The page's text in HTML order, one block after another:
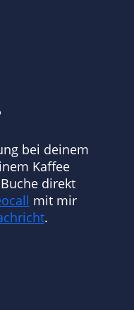
bei deinem
Kaffee
direkt
mit mir
.